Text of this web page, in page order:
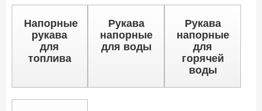
Напорные
рукава
для
топлива
Рукава
напорные
для воды
Рукава
напорные
для
горячей
воды